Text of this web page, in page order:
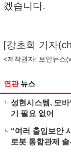
겠습니다.
[강초희 기자(
<저작권자: 보안뉴스(
연관 뉴스
성현시스템, 모
기 필요 없어
“여러 출입보안
로봇 통합관제 솔